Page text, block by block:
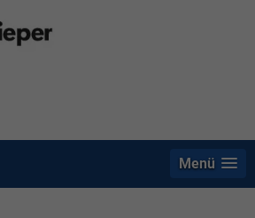
Menü